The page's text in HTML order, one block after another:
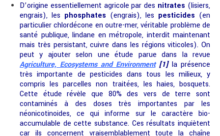
D’origine essentiellement agricole par des nitrates (lisiers,
engrais), les phosphates (engrais), les pesticides (en
particulier chlordécone en outre-mer, véritable problème de
santé publique, lindane en métropole, interdit maintenant
mais très persistant, cuivre dans les régions viticoles). On
peut y ajouter selon une étude parue dans la revue
Agriculture, Ecosystems and Environment[1]la présence
très importante de pesticides dans tous les milieux, y
compris les parcelles non traitées, les haies, bosquets.
Cette étude révèle que 80% des vers de terre sont
contaminés à des doses très importantes par les
néonicotinoides, ce qui informe sur le caractère bio-
accumulable de cette substance. Ces résultats inquiètent
car ils concernent vraisemblablement toute la chaîne